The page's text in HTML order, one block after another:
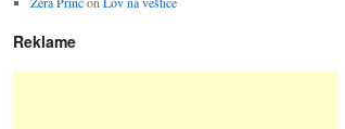
Reklame